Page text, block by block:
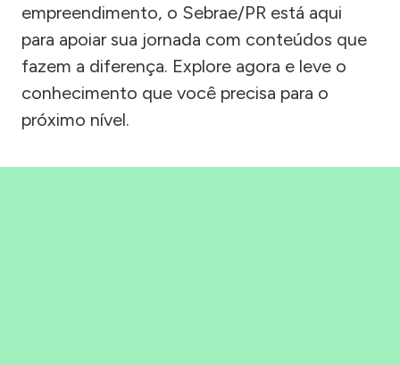
empreendimento, o Sebrae/PR está aqui
para apoiar sua jornada com conteúdos que
fazem a diferença. Explore agora e leve o
conhecimento que você precisa para o
próximo nível.